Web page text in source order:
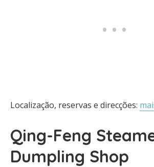
Localização, reservas e direcções:
Qing-Feng
Dumpling Shop